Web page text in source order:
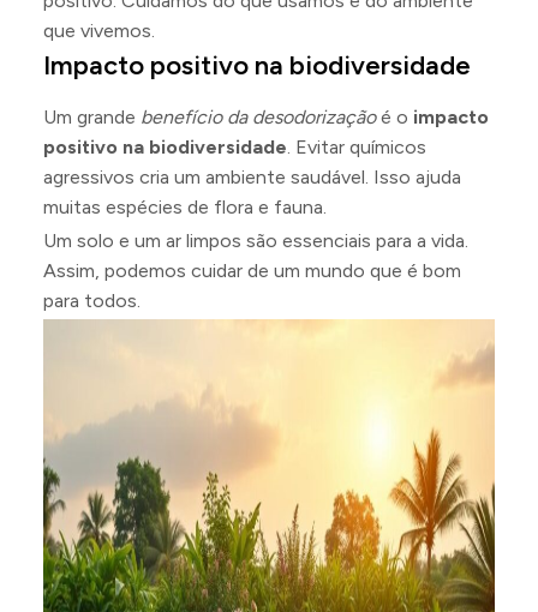
que vivemos.
Impacto positivo na biodiversidade
Um grande benefício da desodorizaçãoé o impacto
positivo na biodiversidade. Evitar químicos
agressivos cria um ambiente saudável. Isso ajuda
muitas espécies de flora e fauna.
Um solo e um ar limpos são essenciais para a vida.
Assim, podemos cuidar de um mundo que é bom
para todos.